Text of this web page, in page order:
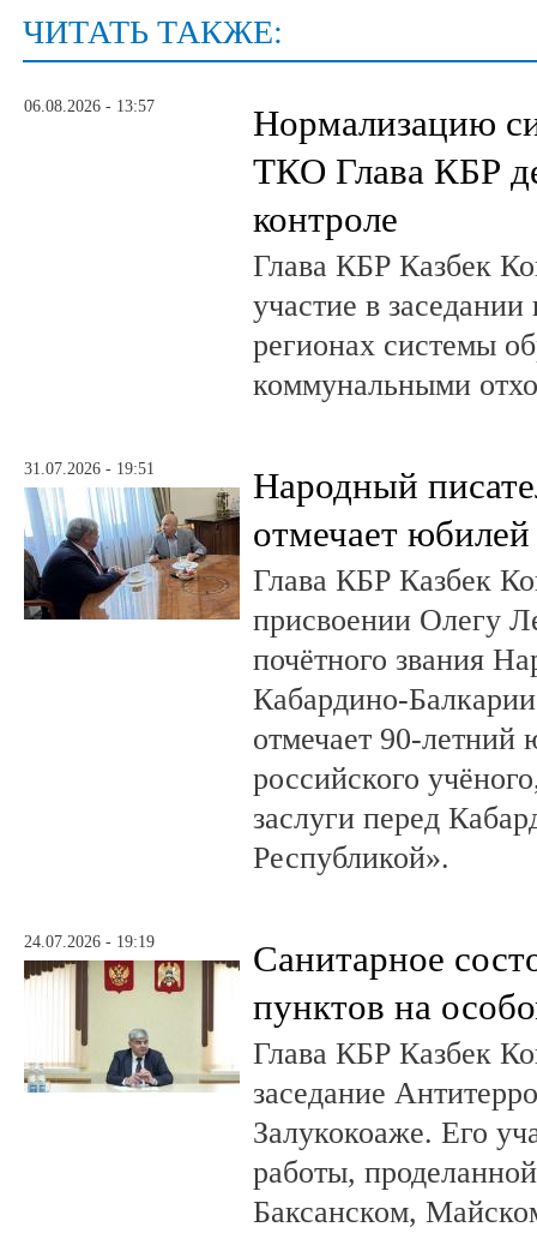
ЧИТАТЬ ТАКЖЕ:
06.08.2026 - 13:57
Нормализацию
ТКО Глава КБР
контроле
Глава КБР Казбек
участие в
регионах системы
коммунальными
31.07.2026 - 19:51
Народный
отмечает юбилей
Глава КБР Казбек
присвоении Олегу
почётного звания
Кабардино-
отмечает 90-
российского
заслуги перед
Республикой».
24.07.2026 - 19:19
Санитарное
пунктов на
Глава КБР Казбек
заседание
Залукокоаже. Его
работы,
Баксанском,